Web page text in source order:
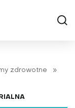
zdrowotne
»